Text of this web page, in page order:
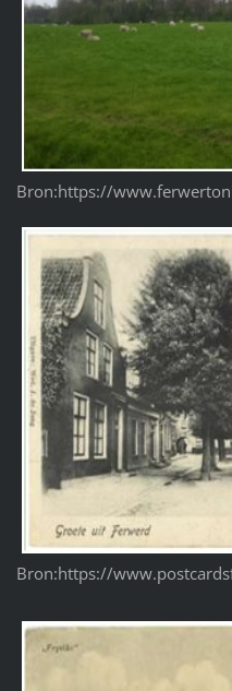
Bron:https://
Bron:https://